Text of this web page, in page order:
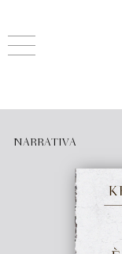
NARRATIVA